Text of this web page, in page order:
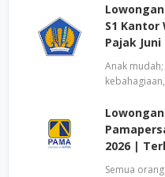
S1
Pajak Juni
Anak
2026 |
Semua